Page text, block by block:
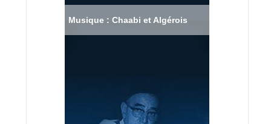
Musique : Chaabi et Algérois